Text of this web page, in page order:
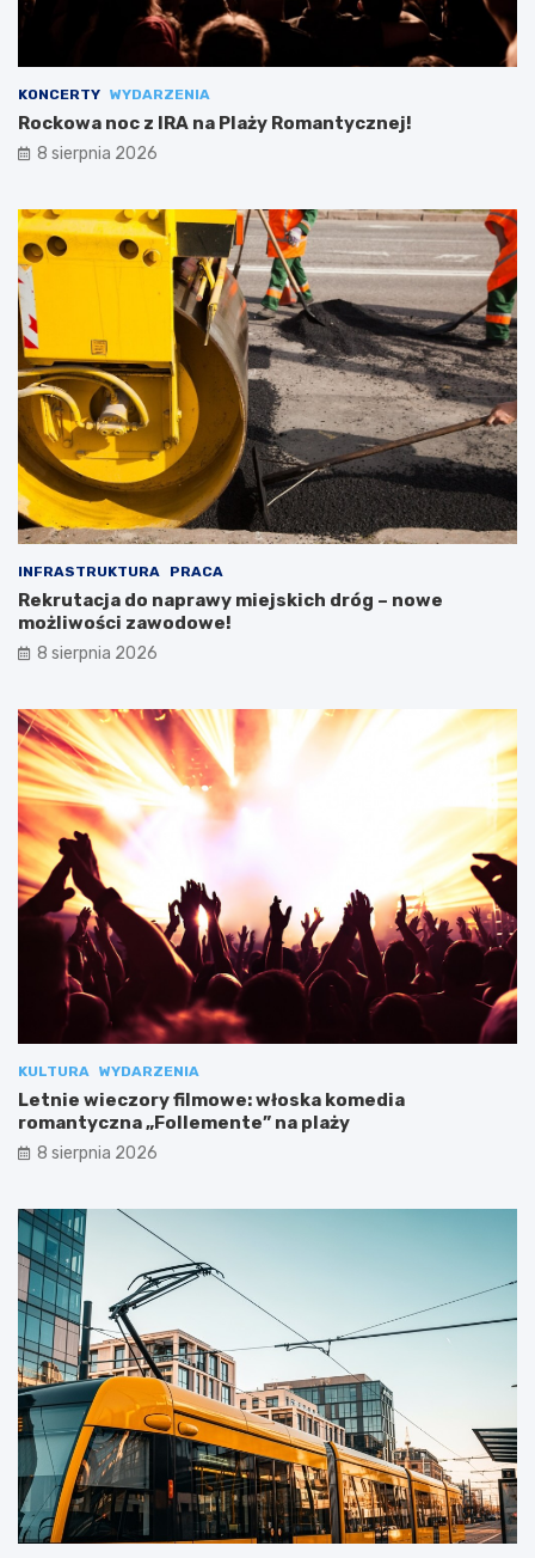
KONCERTY WYDARZENIA
Rockowa noc z IRA na Plaży Romantycznej!
8 sierpnia 2026
INFRASTRUKTURA PRACA
Rekrutacja do naprawy miejskich dróg – nowe
możliwości zawodowe!
8 sierpnia 2026
KULTURA WYDARZENIA
Letnie wieczory filmowe: włoska komedia
romantyczna „Follemente” na plaży
8 sierpnia 2026